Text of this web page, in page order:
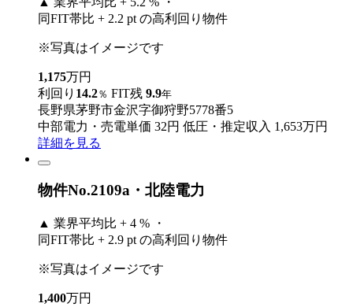
同FIT帯比 + 2.2 pt の高利回り物件
※写真はイメージです
1,175万円
利回り 14.2％ FIT残 9.9年
長野県茅野市金沢字御狩野5778番5
中部電力・売電単価 32円 低圧・推定収入 1,653万円
詳細を見る
物件No.2109a・北陸電力
▲ 業界平均比 + 4 % ・
同FIT帯比 + 2.9 pt の高利回り物件
※写真はイメージです
1,400万円